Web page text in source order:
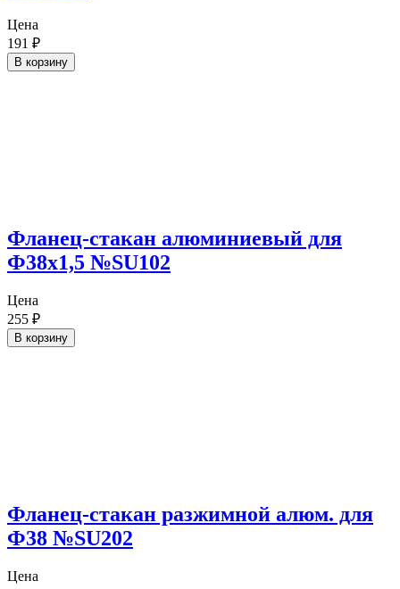
Цена
191 ₽
В корзину
Фланец-стакан алюминиевый для
Ф38х1,5 №SU102
Цена
255 ₽
В корзину
Фланец-стакан разжимной алюм. для
Ф38 №SU202
Цена